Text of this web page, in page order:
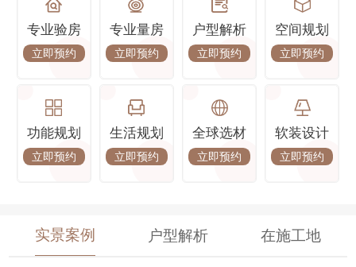
经典楼盘 :
武汉天地、华侨城、融创壹号院、琨御府、泛悦城、保
利香颂、世贸龙湾、星海虹城、广电兰亭珑府、世茂锦
绣长江、江御府、南湖玫瑰湾、华发中央首府，香榭东
景、世纪江尚、绿地金融城.....
专业验房
立即预约
专业量房
立即预约
户型解析
立即预约
空间规划
立即预约
功能规划
立即预约
生活规划
立即预约
全球选材
立即预约
软装设计
立即预约
实景案例 户型解析 在施工地